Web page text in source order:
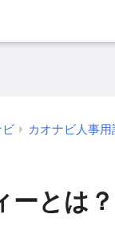
ビ カオナビ人事用
とは